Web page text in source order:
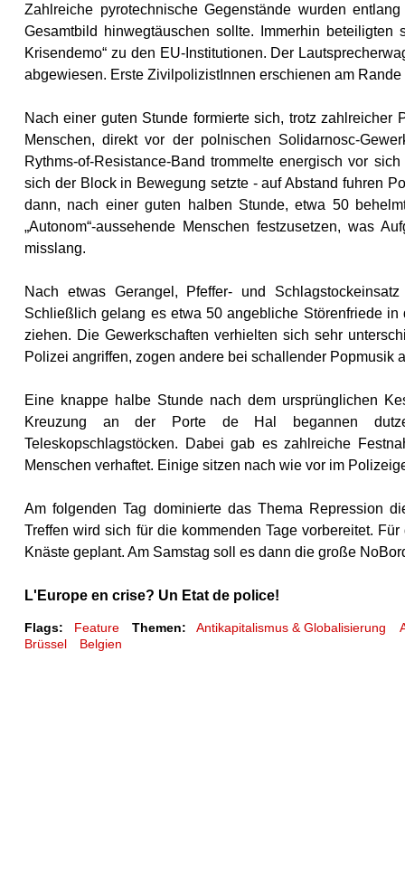
Zahlreiche pyrotechnische Gegenstände wurden
Gesamtbild hinwegtäuschen sollte. Immerhin
Krisendemo“ zu den EU-Institutionen. Der
abgewiesen. Erste ZivilpolizistInnen erschienen am Rande
Nach einer guten Stunde formierte sich, trotz zahlreicher
Menschen, direkt vor der polnischen Solidarnosc-
Rythms-of-Resistance-Band trommelte energisch vor
sich der Block in Bewegung setzte - auf Abstand fuhren
dann, nach einer guten halben Stunde, etwa 50
„Autonom“-aussehende Menschen festzusetzen, was
misslang.
Nach etwas Gerangel, Pfeffer- und
Schließlich gelang es etwa 50 angebliche Störenfriede
ziehen. Die Gewerkschaften verhielten sich sehr
Polizei angriffen, zogen andere bei schallender Popmusik
Eine knappe halbe Stunde nach dem ursprünglichen
Kreuzung an der Porte de Hal
begannen
Teleskopschlagstöcken. Dabei gab es zahlreiche
Menschen verhaftet. Einige sitzen nach wie vor im
Am folgenden Tag dominierte das Thema Repression
Treffen wird sich für die kommenden Tage vorbereitet.
Knäste geplant. Am Samstag soll es dann die große
L'Europe en crise? Un Etat de police!
Flags: Feature Themen: Antikapitalismus & Globalisierung
Brüssel
Belgien